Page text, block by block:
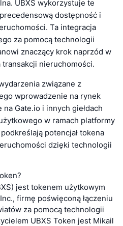
UBXS wykorzystuje te
dostępność i
Ta integracja
za pomocą technologii
znaczący krok naprzód w
nieruchomości.
związane z
wprowadzenie na rynek
Gate.io i innych giełdach
w ramach platformy
potencjał tokena
dzięki technologii
jest tokenem użytkowym
firmę poświęconą łączeniu
za pomocą technologii
UBXS Token jest Mikail